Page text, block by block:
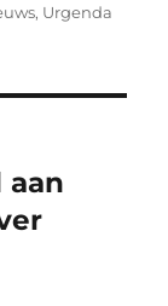
, Urgenda
aan